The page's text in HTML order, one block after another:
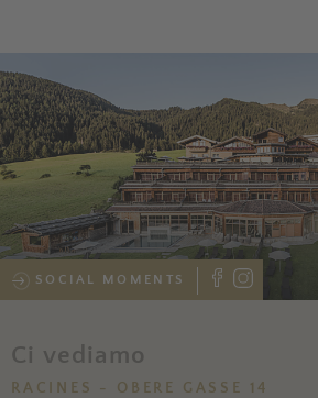
SOCIAL MOMENTS
Ci vediamo
RACINES - OBERE GASSE 14